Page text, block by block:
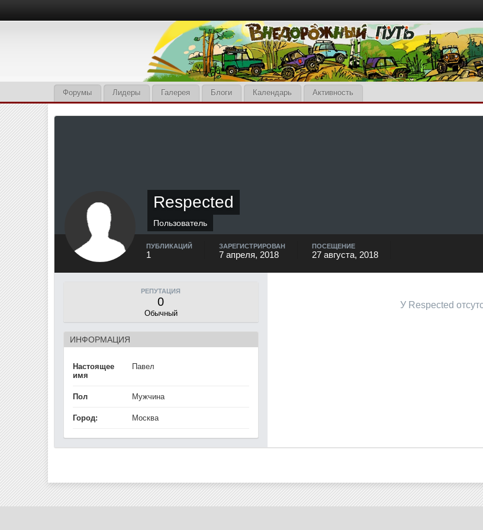
Форумы Лидеры Галерея Блоги Календарь Активность
Respected
Пользователь
ПУБЛИКАЦИЙ
1
ЗАРЕГИСТРИРОВАН
7 апреля, 2018
ПОСЕЩЕНИЕ
27 августа, 2018
РЕПУТАЦИЯ
0
Обычный
ИНФОРМАЦИЯ
Настоящее
имя
Павел
Пол Мужчина
Город: Москва
У Respected